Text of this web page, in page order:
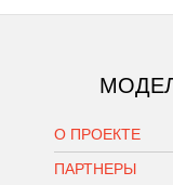
О ПРОЕКТЕ
ПАРТНЕРЫ